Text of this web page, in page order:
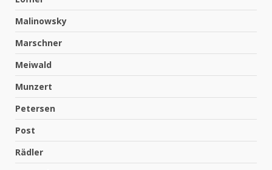
Malinowsky
Marschner
Meiwald
Munzert
Petersen
Post
Rädler